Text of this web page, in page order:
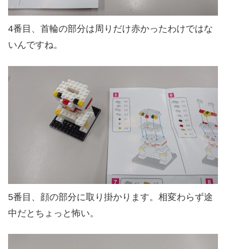
4番目、首輪の部分は周りだけ赤かったわけではな
いんですね。
5番目、顔の部分に取り掛かります。相変わらず途
中だとちょっと怖い。